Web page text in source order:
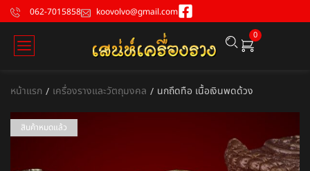
062-7015858 koovolvo@gmail.com
0
หน้าแรก / เครื่องรางและวัตถุมงคล / นกถึดทือ เนื้อเงินพดด้วง
สินค้าหมดแล้ว